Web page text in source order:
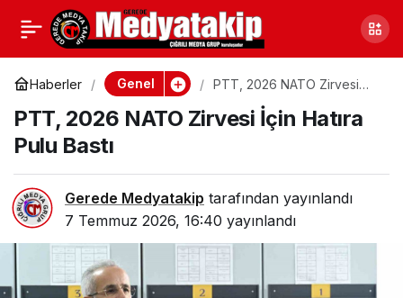
Haberler Genel
PTT, 2026 NATO Zirvesi
PTT, 2026 NATO Zirvesi İçin Hatıra
Pulu Bastı
Gerede Medyatakip tarafından yayınlandı
7 Temmuz 2026, 16:40 yayınlandı
Düzce’de Anne
Adaylarına Özel Ev
Ziyaretleriyle Sağlık
Desteği
Paylaş